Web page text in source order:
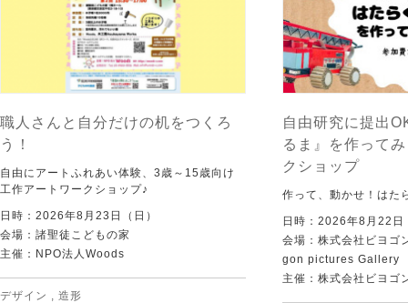
職人さんと自分だけの机をつくろ
う！
自由にアートふれあい体験、3歳～15歳向け
工作アートワークショップ♪
日時：2026年8月23日（日）
会場：諸聖徒こどもの家
主催：NPO法人Woods
デザイン , 造形
自由研究に提出
るま』を作って
クショップ
作って、動かせ！はた
日時：2026年8月22日
会場：株式会社ビヨ
gon pictures Gallery
主催：株式会社ビヨゴ